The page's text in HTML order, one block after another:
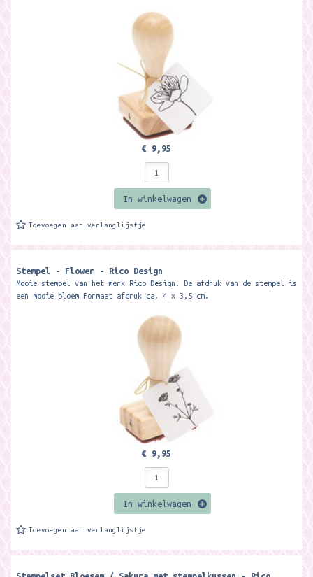
€ 9,95
In winkelwagen
Toevoegen aan verlanglijstje
Stempel - Flower - Rico Design
Mooie stempel van het merk Rico Design. De afdruk van de stempel is
een mooie bloem Formaat afdruk ca. 4 x 3,5 cm.
€ 9,95
In winkelwagen
Toevoegen aan verlanglijstje